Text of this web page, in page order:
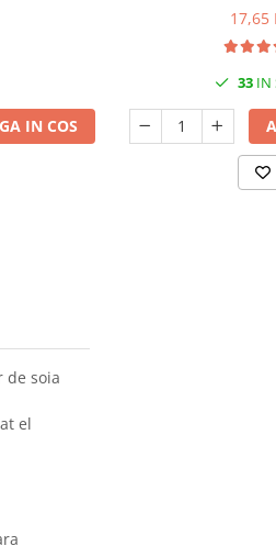
IN COS
17,65
33 IN
de soia
el